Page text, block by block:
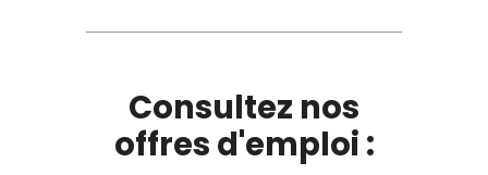
Consultez nos
offres d'emploi :